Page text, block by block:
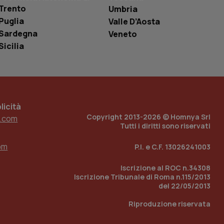
Umbria
Valle D’Aosta
Veneto
Copyright 2013-2026 © Homnya Srl
Tutti i diritti sono riservati
P.I. e C.F. 13026241003
Iscrizione al ROC n.34308
Iscrizione Tribunale di Roma n.115/2013
del 22/05/2013
Riproduzione riservata
in cui viene
il sito, ma un
di accesso per
Analytics
traccia
incorporati
del sito web sta
di
traccia
incorporati